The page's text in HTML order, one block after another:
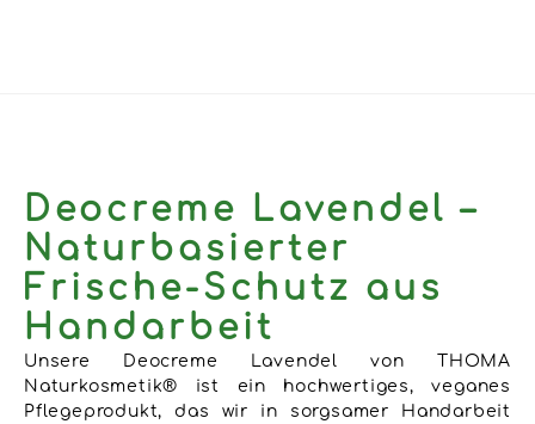
Deocreme Lavendel –
Naturbasierter
Frische-Schutz aus
Handarbeit
Unsere Deocreme Lavendel von THOMA
Naturkosmetik® ist ein hochwertiges, veganes
Pflegeprodukt, das wir in sorgsamer Handarbeit